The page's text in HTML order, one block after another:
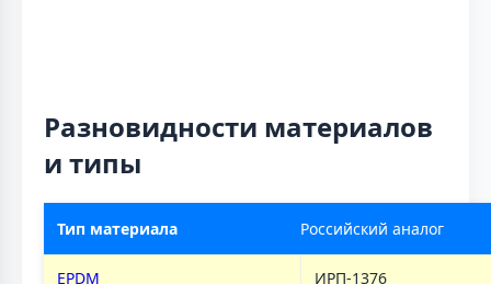
Разновидности материалов
и типы
Тип материала Российский аналог
EPDM ИРП-1376